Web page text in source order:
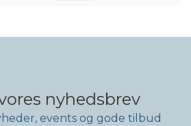
nyhedsbrev
events og gode tilbud